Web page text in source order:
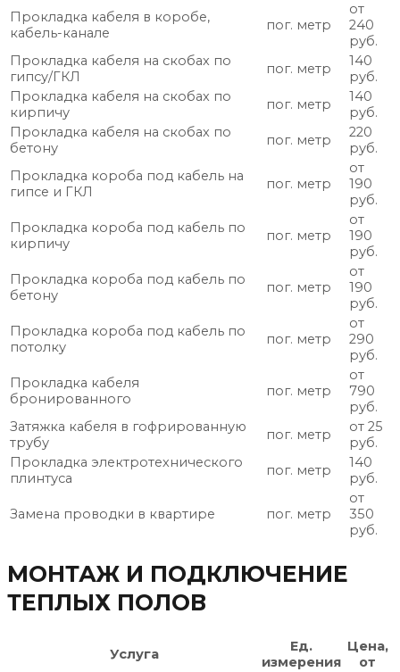
Прокладка кабеля в коробе,
кабель-канале
пог. метр
от
240
руб.
Прокладка кабеля на скобах по
гипсу/ГКЛ
пог. метр
140
руб.
Прокладка кабеля на скобах по
кирпичу
пог. метр
140
руб.
Прокладка кабеля на скобах по
бетону
пог. метр
220
руб.
Прокладка короба под кабель на
гипсе и ГКЛ
пог. метр
от
190
руб.
Прокладка короба под кабель по
кирпичу
пог. метр
от
190
руб.
Прокладка короба под кабель по
бетону
пог. метр
от
190
руб.
Прокладка короба под кабель по
потолку
пог. метр
от
290
руб.
Прокладка кабеля
бронированного
пог. метр
от
790
руб.
Затяжка кабеля в гофрированную
трубу
пог. метр
от 25
руб.
Прокладка электротехнического
плинтуса
пог. метр
140
руб.
Замена проводки в квартире пог. метр
от
350
руб.
МОНТАЖ И ПОДКЛЮЧЕНИЕ
ТЕПЛЫХ ПОЛОВ
Услуга
Ед.
измерения
Цена,
от